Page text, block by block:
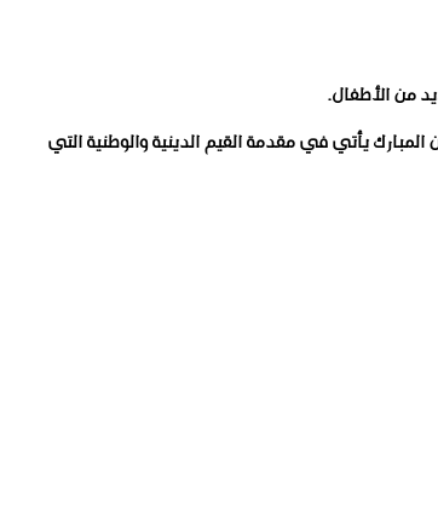
من الأطفال.
دائماً، فإن شهر رمضان المبارك يأتي في مقدمة القيم الدينية والوطنية التي